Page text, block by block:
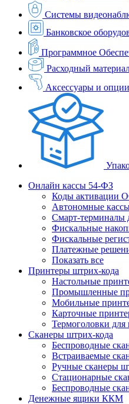
Системы
Банковское
Программное
Расходный
Аксессуары и опции
Онлайн кассы 54-ФЗ
Коды активации
Автономные
Смарт-терминалы
Фискальные
Фискальные
Платежные
Показать все
Принтеры штрих-кода
Настольные
Промышленные
Мобильные
Карточные
Термоголовки для
Сканеры штрих-кода
Беспроводные
Встраиваемые
Ручные сканеры
Стационарные
Беспроводные
Денежные ящики ККМ